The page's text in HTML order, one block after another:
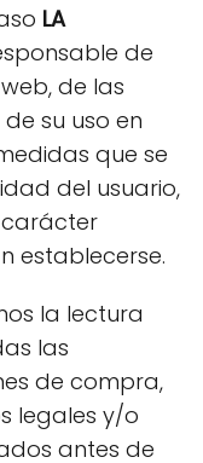
LA
de
de las
su uso en
que se
del usuario,
establecerse.
la lectura
las
de compra,
legales y/o
antes de